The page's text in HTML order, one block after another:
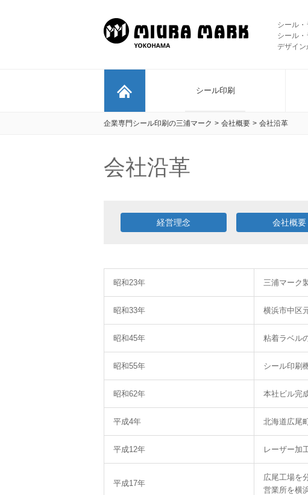
シール
シール
デザイン
シール印刷
企業専門シール印刷の三浦マーク > 会社概要 > 会社沿革
会社沿革
経営理念 会社概要
昭和23年 三浦マーク
昭和33年 横浜市中区
昭和45年 粘着ラベル
昭和55年 シール印刷
昭和62年 本社ビル完
平成4年 北海道広尾
平成12年 レーザー加
平成17年
広尾工場を
営業所を横